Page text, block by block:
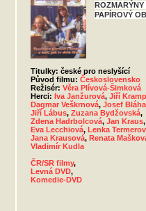
ROZMARÝNY
PAPÍROVÝ
Titulky: české pro neslyšící
Původ filmu: Československo
Režisér: Věra Plívová-Šimková
Herci: Iva Janžurová, Jiří
Dagmar Veškrnová, Josef Bláha
Jiří Lábus, Zuzana Bydžovská,
Zdena Hadrbolcová, Jan Kraus,
Eva Lecchiová, Lenka
Jana Krausová, Renata
Vladimír Kudla
ČR/SR filmy,
Levná DVD,
Komedie-DVD